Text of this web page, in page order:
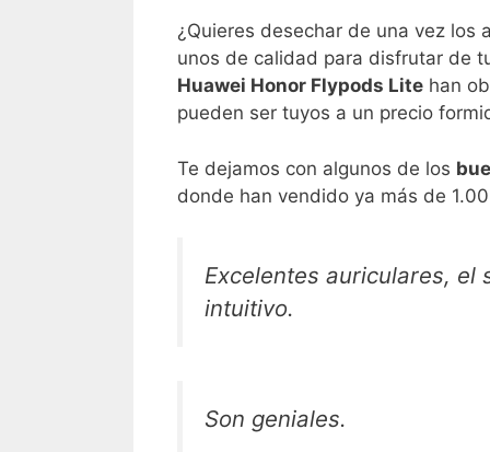
¿Quieres desechar de una vez los
unos de calidad para disfrutar de
Huawei Honor Flypods Lite han
pueden ser tuyos a un precio
Te dejamos con algunos de los
donde han vendido ya más de
Excelentes auriculares, el
intuitivo.
Son geniales.